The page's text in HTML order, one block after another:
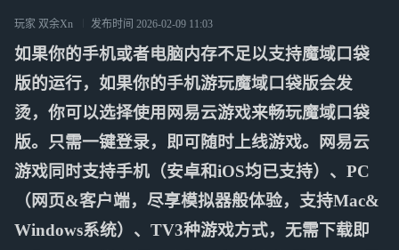
玩家 双余Xn 发布时间 2026-02-09 11:03
如果你的手机或者电脑内存不足以支持魔域口袋
版的运行，如果你的手机游玩魔域口袋版会发
烫，你可以选择使用网易云游戏来畅玩魔域口袋
版。只需一键登录，即可随时上线游戏。网易云
游戏同时支持手机（安卓和iOS均已支持）、PC
（网页&客户端，尽享模拟器般体验，支持Mac&
Windows系统）、TV3种游戏方式，无需下载即